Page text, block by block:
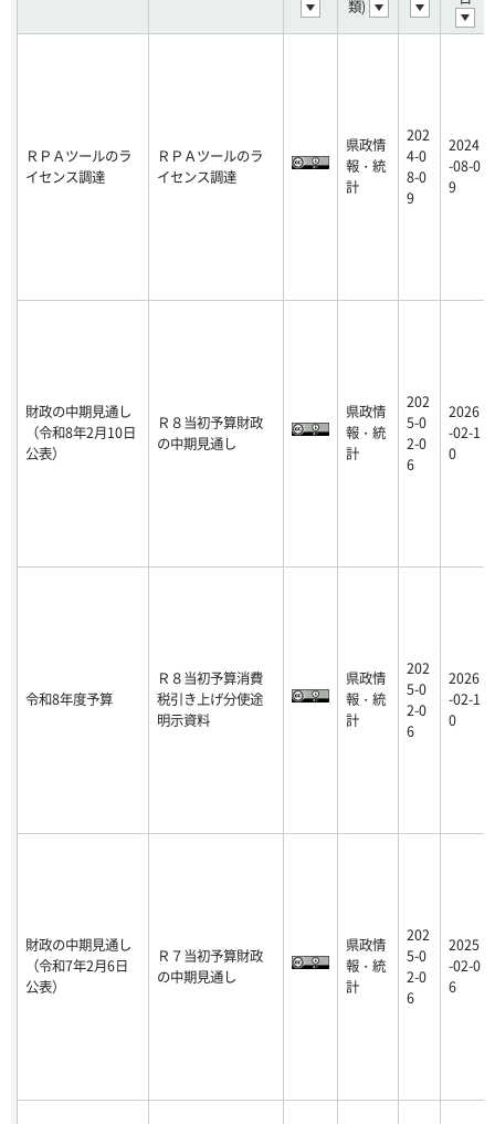
類)
ＲＰＡツールのラ
イセンス調達
ＲＰＡツールのラ
イセンス調達
県政情
報・統
計
202
4-0
8-0
9
2024
-08-0
9
財政の中期見通し
（令和8年2月10日
公表）
Ｒ８当初予算財政
の中期見通し
県政情
報・統
計
202
5-0
2-0
6
2026
-02-1
0
令和8年度予算
Ｒ８当初予算消費
税引き上げ分使途
明示資料
県政情
報・統
計
202
5-0
2-0
6
2026
-02-1
0
財政の中期見通し
（令和7年2月6日
公表）
Ｒ７当初予算財政
の中期見通し
県政情
報・統
計
202
5-0
2-0
6
2025
-02-0
6